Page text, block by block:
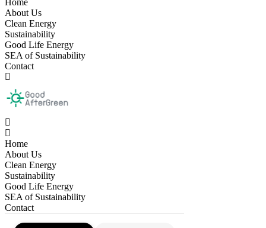
Home
About Us
Clean Energy
Sustainability
Good Life Energy
SEA of Sustainability
Contact
Home
About Us
Clean Energy
Sustainability
Good Life Energy
SEA of Sustainability
Contact